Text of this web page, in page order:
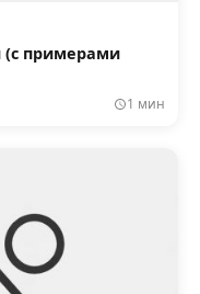
(с примерами
1 мин